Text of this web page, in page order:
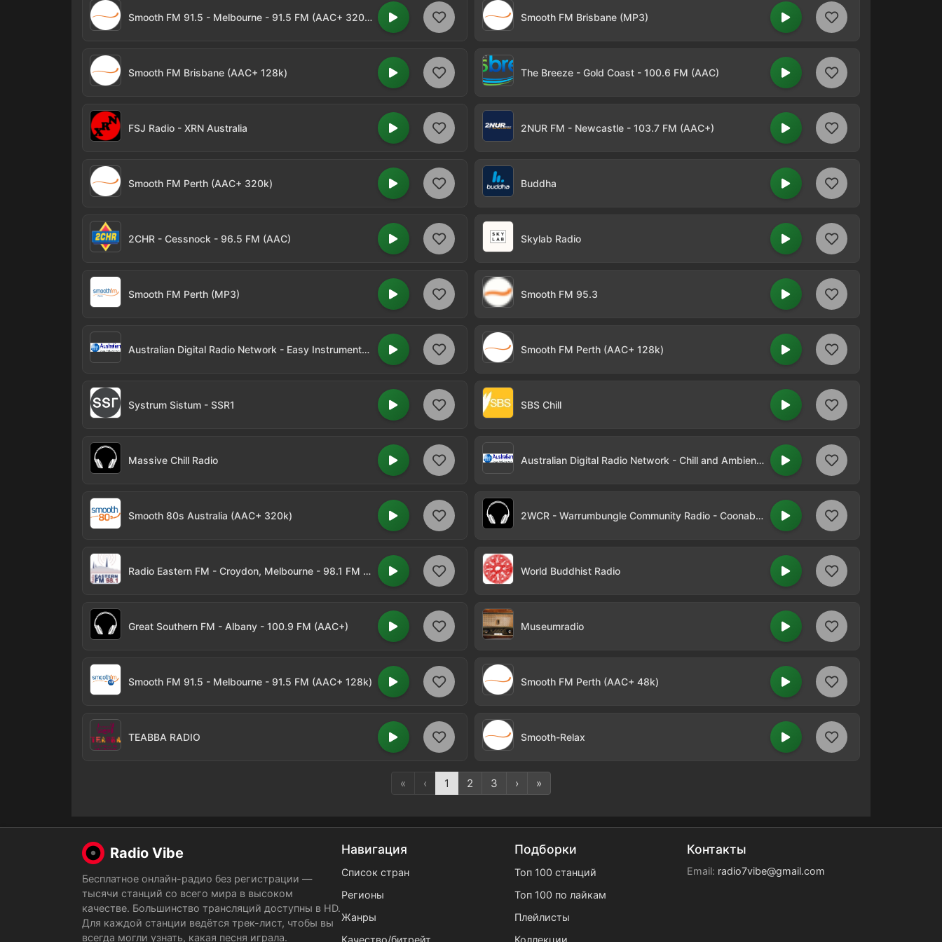
Smooth FM 91.5 - Melbourne - 91.5 FM (AAC+ 320k) Smooth FM Brisbane (MP3)
Smooth FM Brisbane (AAC+ 128k) The Breeze - Gold Coast - 100.6 FM (AAC)
FSJ Radio - XRN Australia 2NUR FM - Newcastle - 103.7 FM (AAC+)
Smooth FM Perth (AAC+ 320k) Buddha
2CHR - Cessnock - 96.5 FM (AAC) Skylab Radio
Smooth FM Perth (MP3) Smooth FM 95.3
Australian Digital Radio Network - Easy Instrumental (MP3) Smooth FM Perth (AAC+ 128k)
Systrum Sistum - SSR1 SBS Chill
Massive Chill Radio Australian Digital Radio Network - Chill and Ambient (MP3)
Smooth 80s Australia (AAC+ 320k) 2WCR - Warrumbungle Community Radio - Coonabarabran - 99.5 FM (AAC+)
Radio Eastern FM - Croydon, Melbourne - 98.1 FM (AAC+) World Buddhist Radio
Great Southern FM - Albany - 100.9 FM (AAC+) Museumradio
Smooth FM 91.5 - Melbourne - 91.5 FM (AAC+ 128k) Smooth FM Perth (AAC+ 48k)
TEABBA RADIO Smooth-Relax
« ‹ 1 2 3 › »
Radio Vibe
Бесплатное онлайн-радио без регистрации —
тысячи станций со всего мира в высоком
качестве. Большинство трансляций доступны в HD.
Для каждой станции ведётся трек-лист, чтобы вы
всегда могли узнать, какая песня играла.
Навигация
Список стран
Регионы
Жанры
Качество/битрейт
Подборки
Топ 100 станций
Топ 100 по лайкам
Плейлисты
Коллекции
Контакты
Email: radio7vibe@gmail.com